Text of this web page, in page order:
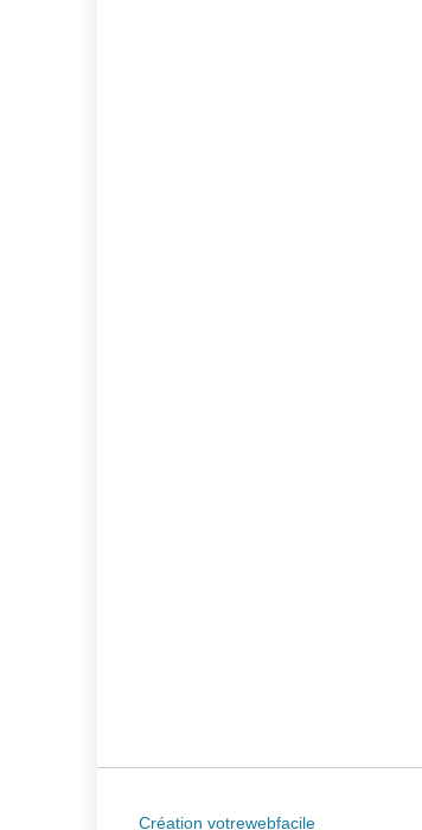
Création votrewebfacile